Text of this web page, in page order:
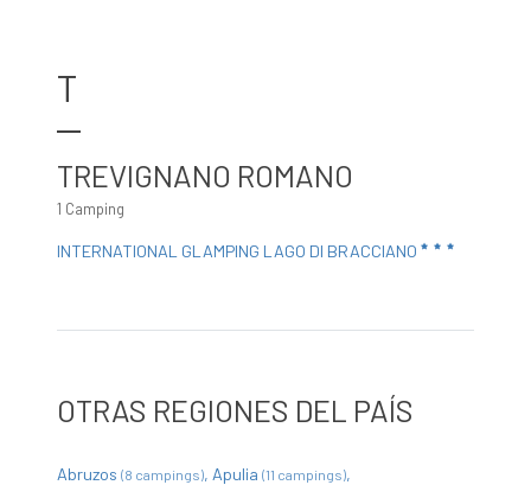
T
TREVIGNANO ROMANO
1 Camping
INTERNATIONAL GLAMPING LAGO DI BRACCIANO
OTRAS REGIONES DEL PAÍS
Abruzos (8 campings) Apulia (11 campings)